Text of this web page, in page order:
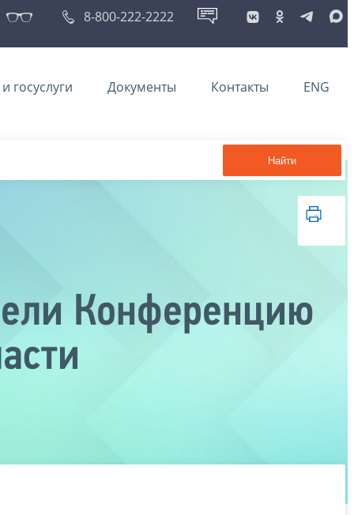
8-800-222-2222
госуслуги Документы Контакты ENG
Найти
Конференцию